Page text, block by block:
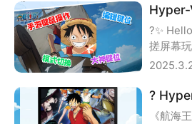
?✨
搓屏幕
心》？
《航海